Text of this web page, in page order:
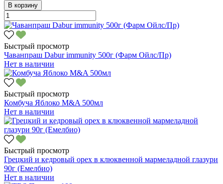
В корзину
Быстрый просмотр
Чаванпраш Dabur immunity 500г (Фарм Ойлс/Пр)
Нет в наличии
Быстрый просмотр
Комбуча Яблоко M&A 500мл
Нет в наличии
Быстрый просмотр
Грецкий и кедровый орех в клюквенной мармеладной глазури
90г (Емелбио)
Нет в наличии